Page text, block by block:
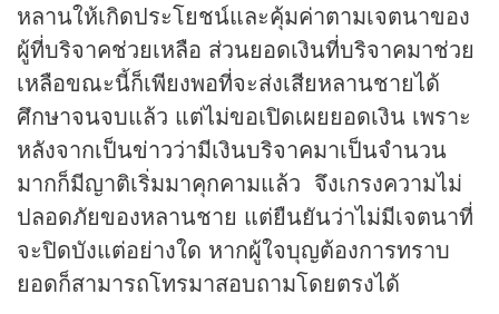
หลานให้เกิดประโยชน์และคุ้มค่าตามเจตนาของ
ผู้ที่บริจาคช่วยเหลือ ส่วนยอดเงินที่บริจาคมาช่วย
เหลือขณะนี้ก็เพียงพอที่จะส่งเสียหลานชายได้
ศึกษาจนจบแล้ว แต่ไม่ขอเปิดเผยยอดเงิน เพราะ
หลังจากเป็นข่าวว่ามีเงินบริจาคมาเป็นจำนวน
มากก็มีญาติเริ่มมาคุกคามแล้ว จึงเกรงความไม่
ปลอดภัยของหลานชาย แต่ยืนยันว่าไม่มีเจตนาที่
จะปิดบังแต่อย่างใด หากผู้ใจบุญต้องการทราบ
ยอดก็สามารถโทรมาสอบถามโดยตรงได้